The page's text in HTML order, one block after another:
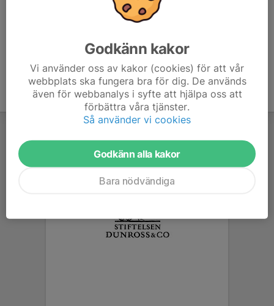
Godkänn kakor
Vi använder oss av kakor (cookies) för att vår
webbplats ska fungera bra för dig. De används
även för webbanalys i syfte att hjälpa oss att
förbättra våra tjänster.
Så använder vi cookies
Godkänn alla kakor
Bara nödvändiga